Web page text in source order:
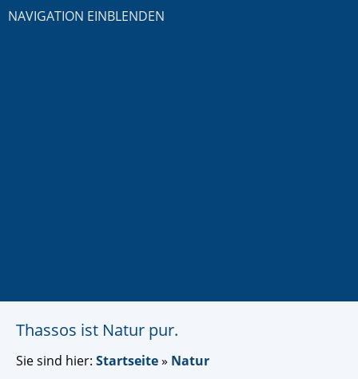
NAVIGATION EINBLENDEN
Thassos ist Natur pur.
Sie sind hier: Startseite» Natur